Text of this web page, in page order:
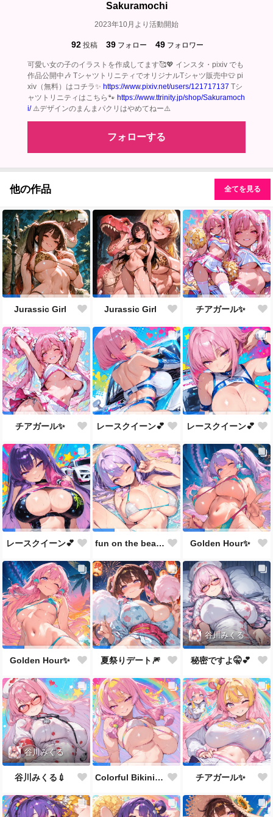
Sakuramochi
2023年10月より活動開始
92 投稿 39 フォロー 49 フォロワー
可愛い女の子のイラストを作成してます🥰💖 インスタ・pixiv でも
作品公開中🎶 TシャツトリニティでオリジナルTシャツ販売中👕 pi
xiv（無料）はコチラ✨ https://www.pixiv.net/users/121717137 Tシ
ャツトリニティはこちら🐾 https://www.ttrinity.jp/shop/Sakuramoch
i/⚠️デザインのまんまパクリはやめてねー⚠️
フォローする
他の作品 全てを見る
Jurassic Girl Jurassic Girl チアガール✨
チアガール✨ レースクイーン💕 レースクイーン💕
レースクイーン💕 fun on the beach🫣💕 Golden Hour✨
Golden Hour✨ 夏祭りデート🎆
谷川みくる
秘密ですよ🤫💕
谷川みくる
谷川みくる💉 Colorful Bikini Girl💕 チアガール✨